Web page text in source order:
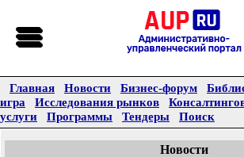
Главная Новости Бизнес-форум
игра
Исследования рынков
услуги
Программы Тендеры Поиск
Новости